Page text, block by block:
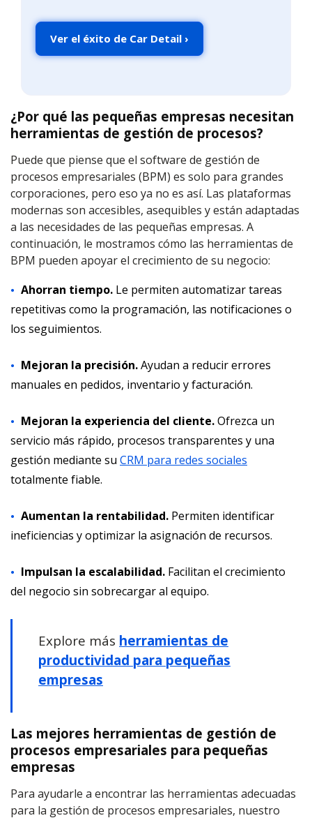
Ver el éxito de Car Detail ›
¿Por qué las pequeñas empresas necesitan
herramientas de gestión de procesos?
Puede que piense que el software de gestión de
procesos empresariales (BPM) es solo para grandes
corporaciones, pero eso ya no es así. Las plataformas
modernas son accesibles, asequibles y están adaptadas
a las necesidades de las pequeñas empresas. A
continuación, le mostramos cómo las herramientas de
BPM pueden apoyar el crecimiento de su negocio:
Ahorran tiempo. Le permiten automatizar tareas
repetitivas como la programación, las notificaciones o
los seguimientos.
Mejoran la precisión.Ayudan a reducir errores
manuales en pedidos, inventario y facturación.
Mejoran la experiencia del cliente.Ofrezca un
servicio más rápido, procesos transparentes y una
gestión mediante su CRM para redes sociales
totalmente fiable.
Aumentan la rentabilidad. Permiten identificar
ineficiencias y optimizar la asignación de recursos.
Impulsan la escalabilidad. Facilitan el crecimiento
del negocio sin sobrecargar al equipo.
Explore más herramientas de
productividad para pequeñas
empresas
Las mejores herramientas de gestión de
procesos empresariales para pequeñas
empresas
Para ayudarle a encontrar las herramientas adecuadas
para la gestión de procesos empresariales, nuestro